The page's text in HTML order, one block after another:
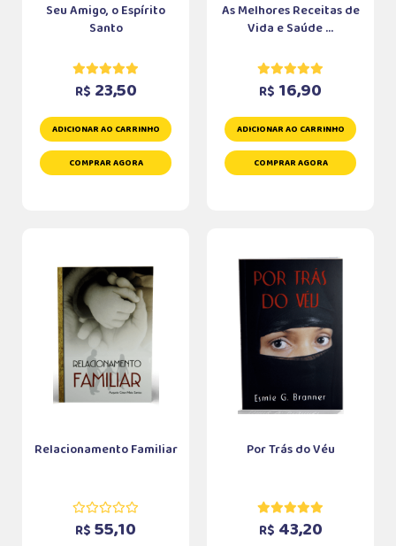
Seu Amigo, o Espírito
Santo
R$ 23,50
ADICIONAR AO CARRINHO
COMPRAR AGORA
As Melhores Receitas de
Vida e Saúde ...
R$ 16,90
ADICIONAR AO CARRINHO
COMPRAR AGORA
Relacionamento Familiar
R$ 55,10
Por Trás do Véu
R$ 43,20